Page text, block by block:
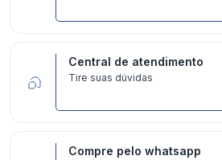
Central de atendimento
Tire suas dúvidas
Compre pelo whatsapp